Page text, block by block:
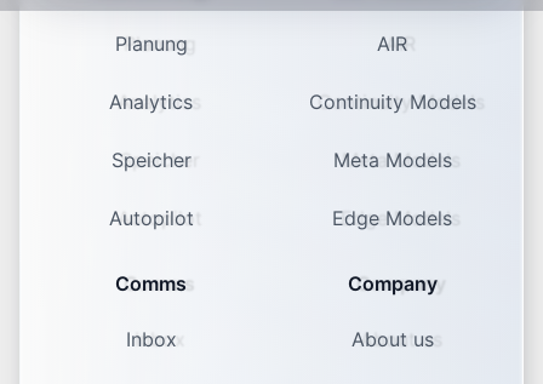
Planung
Analytics
Speicher
Autopilot
Comms
Inbox
AIR
Continuity Models
Meta Models
Edge Models
Company
About us